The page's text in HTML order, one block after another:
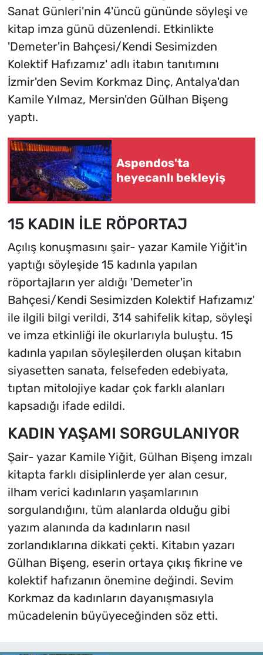
Sanat Günleri'nin 4'üncü gününde söyleşi ve
kitap imza günü düzenlendi. Etkinlikte
'Demeter'in Bahçesi/Kendi Sesimizden
Kolektif Hafızamız' adlı itabın tanıtımını
İzmir'den Sevim Korkmaz Dinç, Antalya'dan
Kamile Yılmaz, Mersin'den Gülhan Bişeng
yaptı.
Aspendos'ta
heyecanlı bekleyiş
15 KADIN İLE RÖPORTAJ
Açılış konuşmasını şair- yazar Kamile Yiğit'in
yaptığı söyleşide 15 kadınla yapılan
röportajların yer aldığı 'Demeter'in
Bahçesi/Kendi Sesimizden Kolektif Hafızamız'
ile ilgili bilgi verildi, 314 sahifelik kitap, söyleşi
ve imza etkinliği ile okurlarıyla buluştu. 15
kadınla yapılan söyleşilerden oluşan kitabın
siyasetten sanata, felsefeden edebiyata,
tıptan mitolojiye kadar çok farklı alanları
kapsadığı ifade edildi.
KADIN YAŞAMI SORGULANIYOR
Şair- yazar Kamile Yiğit, Gülhan Bişeng imzalı
kitapta farklı disiplinlerde yer alan cesur,
ilham verici kadınların yaşamlarının
sorgulandığını, tüm alanlarda olduğu gibi
yazım alanında da kadınların nasıl
zorlandıklarına dikkati çekti. Kitabın yazarı
Gülhan Bişeng, eserin ortaya çıkış fikrine ve
kolektif hafızanın önemine değindi. Sevim
Korkmaz da kadınların dayanışmasıyla
mücadelenin büyüyeceğinden söz etti.